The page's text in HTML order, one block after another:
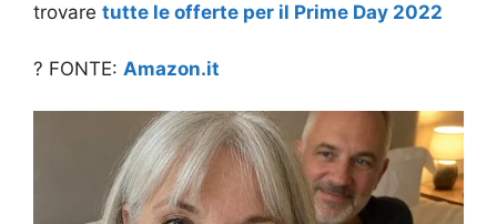
trovare tutte le offerte per il Prime Day 2022
? FONTE: Amazon.it